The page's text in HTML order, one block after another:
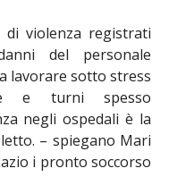
violenza registrati
del personale
lavorare sotto stress
e turni spesso
negli ospedali è la
– spiegano Mari
i pronto soccorso